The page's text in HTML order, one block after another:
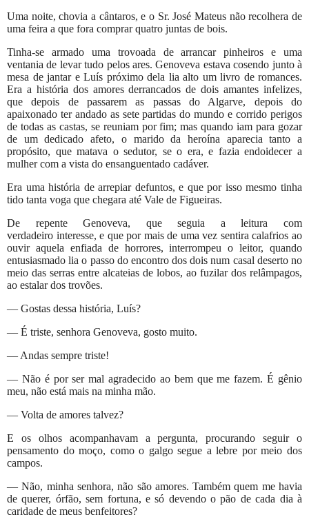
Uma noite, chovia a cântaros, e o Sr. José Mateus não recolhera de
uma feira a que fora comprar quatro juntas de bois.
Tinha-se armado uma trovoada de arrancar pinheiros e uma
ventania de levar tudo pelos ares. Genoveva estava cosendo junto à
mesa de jantar e Luís próximo dela lia alto um livro de romances.
Era a história dos amores derrancados de dois amantes infelizes,
que depois de passarem as passas do Algarve, depois do
apaixonado ter andado as sete partidas do mundo e corrido perigos
de todas as castas, se reuniam por fim; mas quando iam para gozar
de um dedicado afeto, o marido da heroína aparecia tanto a
propósito, que matava o sedutor, se o era, e fazia endoidecer a
mulher com a vista do ensanguentado cadáver.
Era uma história de arrepiar defuntos, e que por isso mesmo tinha
tido tanta voga que chegara até Vale de Figueiras.
De repente Genoveva, que seguia a leitura com
verdadeiro interesse, e que por mais de uma vez sentira calafrios ao
ouvir aquela enfiada de horrores, interrompeu o leitor, quando
entusiasmado lia o passo do encontro dos dois num casal deserto no
meio das serras entre alcateias de lobos, ao fuzilar dos relâmpagos,
ao estalar dos trovões.
— Gostas dessa história, Luís?
— É triste, senhora Genoveva, gosto muito.
— Andas sempre triste!
— Não é por ser mal agradecido ao bem que me fazem. É gênio
meu, não está mais na minha mão.
— Volta de amores talvez?
E os olhos acompanhavam a pergunta, procurando seguir o
pensamento do moço, como o galgo segue a lebre por meio dos
campos.
— Não, minha senhora, não são amores. Também quem me havia
de querer, órfão, sem fortuna, e só devendo o pão de cada dia à
caridade de meus benfeitores?